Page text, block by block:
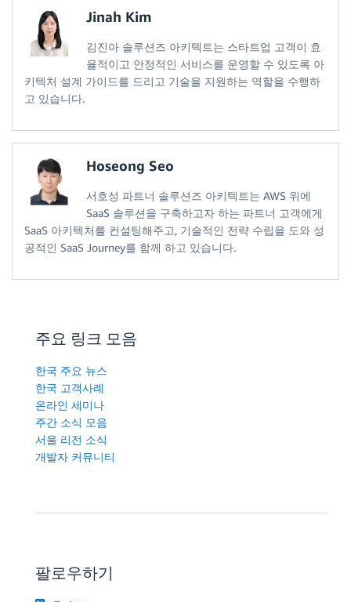
Jinah Kim
김진아 솔루션즈 아키텍트는 스타트업 고객이 효
율적이고 안정적인 서비스를 운영할 수 있도록 아
키텍처 설계 가이드를 드리고 기술을 지원하는 역할을 수행하
고 있습니다.
Hoseong Seo
서호성 파트너 솔루션즈 아키텍트는 AWS 위에
SaaS 솔루션을 구축하고자 하는 파트너 고객에게
SaaS 아키텍처를 컨설팅해주고, 기술적인 전략 수립을 도와 성
공적인 SaaS Journey를 함께 하고 있습니다.
주요 링크 모음
한국 주요 뉴스
한국 고객사례
온라인 세미나
주간 소식 모음
서울 리전 소식
개발자 커뮤니티
팔로우하기